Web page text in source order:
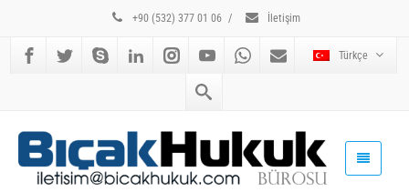
+90 (532) 377 01 06 / İletişim
Türkçe